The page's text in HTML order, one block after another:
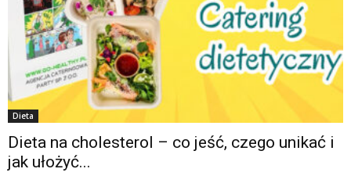
Dieta
Dieta na cholesterol – co jeść, czego unikać i
jak ułożyć...